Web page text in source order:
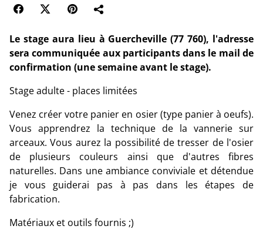
Le stage aura lieu à Guercheville (77 760), l'adresse
sera communiquée aux participants dans le mail de
confirmation (une semaine avant le stage).
Stage adulte - places limitées
Venez créer votre panier en osier (type panier à oeufs).
Vous apprendrez la technique de la vannerie sur
arceaux. Vous aurez la possibilité de tresser de l'osier
de plusieurs couleurs ainsi que d'autres fibres
naturelles. Dans une ambiance conviviale et détendue
je vous guiderai pas à pas dans les étapes de
fabrication.
Matériaux et outils fournis ;)